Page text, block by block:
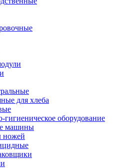
для хлеба
оборудование
машины
ножей